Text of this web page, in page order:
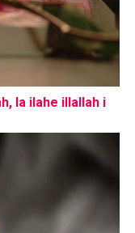
la ilahe illallah i